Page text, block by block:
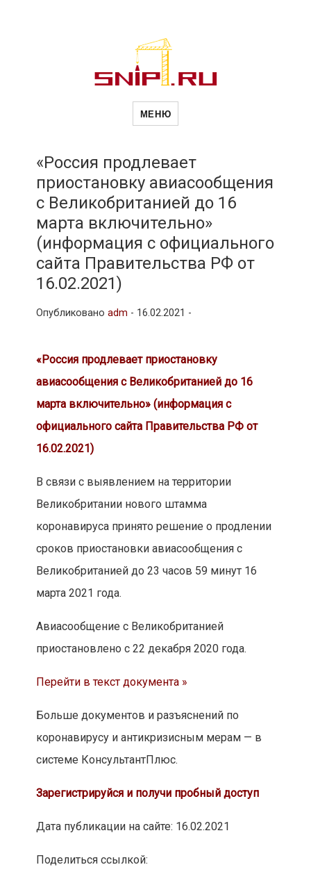
Новости
и
МЕНЮ
«Россия продлевает
приостановку авиасообщения
с Великобританией до 16
марта включительно»
(информация с официального
сайта Правительства РФ от
16.02.2021)
Опубликовано adm - 16.02.2021 -
«Россия продлевает приостановку
авиасообщения с Великобританией до 16
марта включительно» (информация с
официального сайта Правительства РФ от
16.02.2021)
В связи с выявлением на территории
Великобритании нового штамма
коронавируса принято решение о продлении
сроков приостановки авиасообщения с
Великобританией до 23 часов 59 минут 16
марта 2021 года.
Авиасообщение с Великобританией
приостановлено с 22 декабря 2020 года.
Перейти в текст документа »
Больше документов и разъяснений по
коронавирусу и антикризисным мерам — в
системе КонсультантПлюс.
Зарегистрируйся и получи пробный доступ
Дата публикации на сайте: 16.02.2021
Поделиться ссылкой: